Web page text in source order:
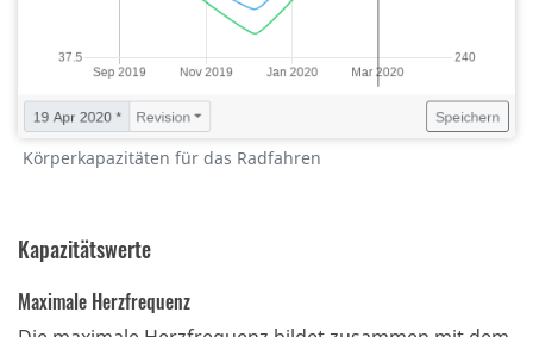
Körperkapazitäten für das Radfahren
Kapazitätswerte
Maximale Herzfrequenz